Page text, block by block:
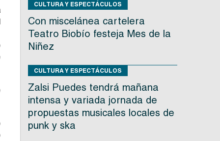
CULTURA Y ESPECTÁCULOS
Con miscelánea cartelera
Teatro Biobío festeja Mes de la
Niñez
CULTURA Y ESPECTÁCULOS
Zalsi Puedes tendrá mañana
intensa y variada jornada de
propuestas musicales locales de
punk y ska